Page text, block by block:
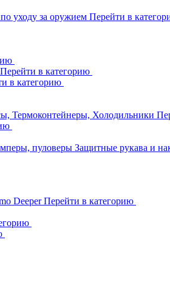
уходу за оружием Перейти в
Перейти в категорию
в категорию
Термоконтейнеры, Холодильники
пуловеры Защитные рукава и
DeeperПерейти в категорию